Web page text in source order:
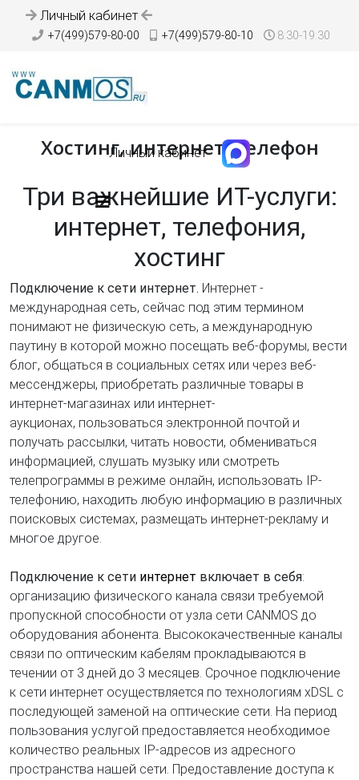
Личный кабинет
+7(499)579-80-00 +7(499)579-80-10 8:30-19:30
Личный кабинет
Хостинг, интернет, телефон
Три важнейшие ИТ-услуги:
интернет, телефония,
хостинг
Подключение к сети интернет. Интернет -
международная сеть, сейчас под этим термином
понимают не физическую сеть, а международную
паутину в которой можно посещать веб-форумы, вести
блог, общаться в социальных сетях или через веб-
мессенджеры, приобретать различные товары в
интернет-магазинах или интернет-
аукционах, пользоваться электронной почтой и
получать рассылки, читать новости, обмениваться
информацией, слушать музыку или смотреть
телепрограммы в режиме онлайн, использовать IP-
телефонию, находить любую информацию в различных
поисковых системах, размещать интернет-рекламу и
многое другое.
Подключение к сети интернет включает в себя:
организацию физического канала связи требуемой
пропускной способности от узла сети CANMOS до
оборудования абонента. Высококачественные каналы
связи по оптическим кабелям прокладываются в
течении от 3 дней до 3 месяцев. Срочное подключение
к сети интернет осуществляется по технологиям xDSL с
последующей заменой на оптические сети. На период
пользования услугой предоставляется необходимое
количество реальных IP-адресов из адресного
пространства нашей сети. Предоставление доступа к